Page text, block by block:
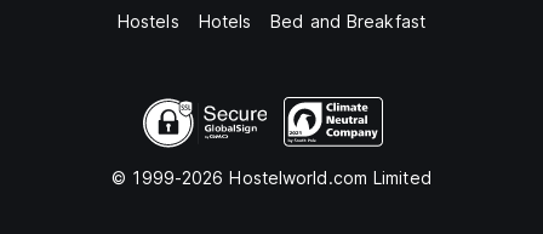
Hostels Hotels Bed and Breakfast
© 1999-2026 Hostelworld.com Limited